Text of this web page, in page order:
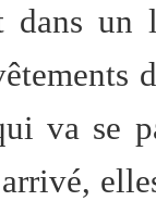
dans
va se